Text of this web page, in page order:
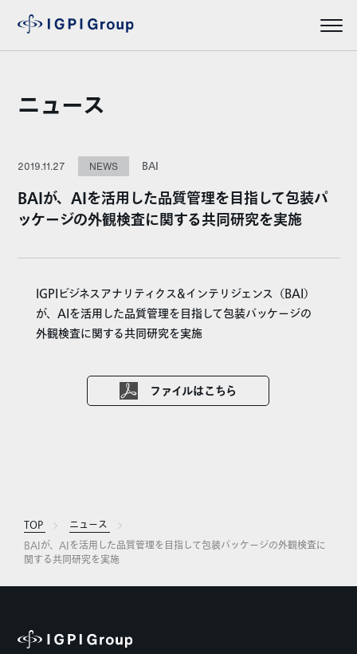
ニュース
2019.11.27 NEWS BAI
BAIが、AIを活用した品質管理を目指して包装パ
ッケージの外観検査に関する共同研究を実施
IGPIビジネスアナリティクス&インテリジェンス（BAI）
が、AIを活用した品質管理を目指して包装パッケージの
外観検査に関する共同研究を実施
ファイルはこちら
TOP
ニュース
BAIが、AIを活用した品質管理を目指して包装パッケージの外観検査に
関する共同研究を実施